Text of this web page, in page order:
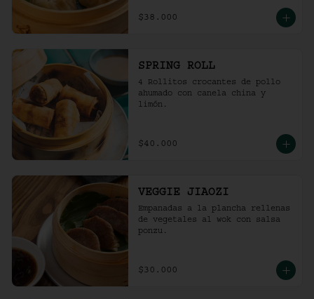
$38.000
SPRING ROLL
4 Rollitos crocantes de pollo
ahumado con canela china y
limón.
$40.000
VEGGIE JIAOZI
Empanadas a la plancha rellenas
de vegetales al wok con salsa
ponzu.
$30.000